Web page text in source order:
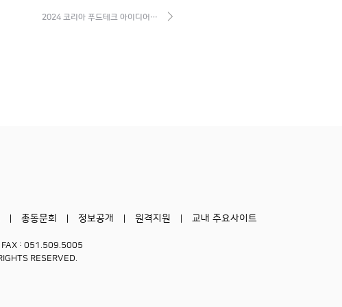
2024 코리아 푸드테크 아이디어…
총동문회 정보공개 원격지원 교내 주요사이트
FAX : 051.509.5005
RESERVED.